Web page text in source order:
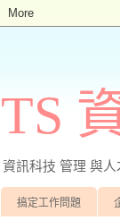
TS
資訊科技 管理 與人
搞定工作問題